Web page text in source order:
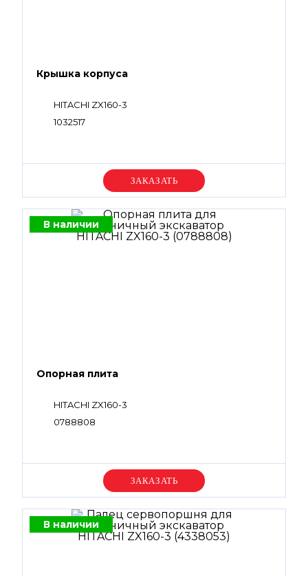
Крышка корпуса
HITACHI ZX160-3
1032517
Уточняйте цену
В наличии
Опорная плита
HITACHI ZX160-3
0788808
Уточняйте цену
В наличии